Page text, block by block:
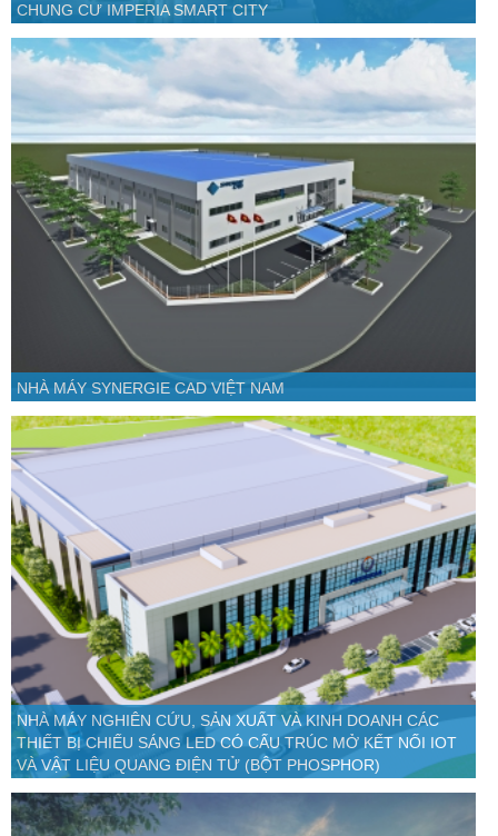
CHUNG CƯ IMPERIA SMART CITY
NHÀ MÁY SYNERGIE CAD VIỆT NAM
NHÀ MÁY NGHIÊN CỨU, SẢN XUẤT VÀ KINH DOANH CÁC
THIẾT BỊ CHIẾU SÁNG LED CÓ CẤU TRÚC MỞ KẾT NỐI IOT
VÀ VẬT LIỆU QUANG ĐIỆN TỬ (BỘT PHOSPHOR)